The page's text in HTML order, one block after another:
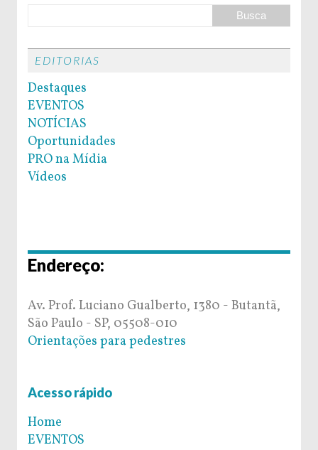
EDITORIAS
Destaques
EVENTOS
NOTÍCIAS
Oportunidades
PRO na Mídia
Vídeos
Endereço:
Av. Prof. Luciano Gualberto, 1380 - Butantã,
São Paulo - SP, 05508-010
Orientações para pedestres
Acesso rápido
Home
EVENTOS